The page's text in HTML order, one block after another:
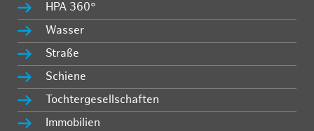
HPA 360°
Wasser
Straße
Schiene
Tochtergesellschaften
Immobilien